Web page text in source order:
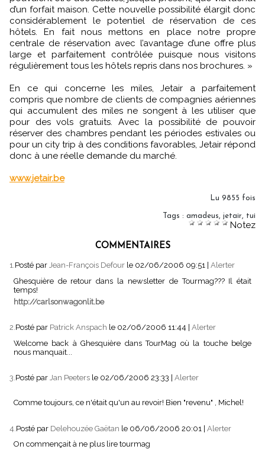
d’un forfait maison. Cette nouvelle possibilité élargit donc
considérablement le potentiel de réservation de ces
hôtels. En fait nous mettons en place notre propre
centrale de réservation avec l’avantage d’une offre plus
large et parfaitement contrôlée puisque nous visitons
régulièrement tous les hôtels repris dans nos brochures. »
En ce qui concerne les miles, Jetair a parfaitement
compris que nombre de clients de compagnies aériennes
qui accumulent des miles ne songent à les utiliser que
pour des vols gratuits. Avec la possibilité de pouvoir
réserver des chambres pendant les périodes estivales ou
pour un city trip à des conditions favorables, Jetair répond
donc à une réelle demande du marché.
www.jetair.be
Lu 9855 fois
Tags : amadeus, jetair, tui
Notez
COMMENTAIRES
1.Posté par Jean-François Defour le 02/06/2006 09:51 Alerter
Ghesquière de retour dans la newsletter de Tourmag??? Il était
temps!
http://carlsonwagonlit.be
2.Posté par Patrick Anspach le 02/06/2006 11:44
Alerter
Welcome back à Ghesquière dans TourMag où la touche belge
nous manquait...
3.Posté par Jan Peeters le 02/06/2006 23:33 Alerter
Comme toujours, ce n'était qu'un au revoir! Bien "revenu" , Michel!
4. Posté par Delehouzée Gaëtan le 06/06/2006 20:01 | Alerter
On commençait à ne plus lire tourmag